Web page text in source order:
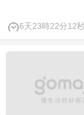
6天23時22分11